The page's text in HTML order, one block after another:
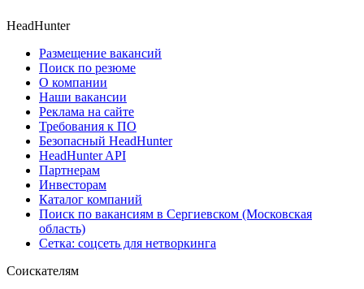
HeadHunter
Размещение вакансий
Поиск по резюме
О компании
Наши вакансии
Реклама на сайте
Требования к ПО
Безопасный HeadHunter
HeadHunter API
Партнерам
Инвесторам
Каталог компаний
Поиск по вакансиям в Сергиевском (Московская
область)
Сетка: соцсеть для нетворкинга
Соискателям